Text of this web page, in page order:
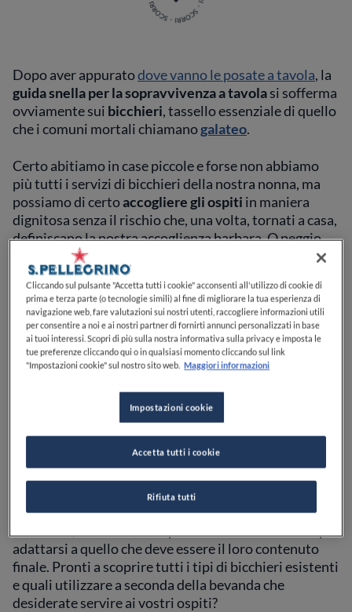
Dopo aver appuratodove vanno le posate a tavola, la
guida snella per la sopravvivenza a tavolasi sofferma
ovviamente sui bicchieri, tassello essenziale di quello
che i comuni mortali chiamanogalateo.
Certo abitiamo in case piccole e forse non abbiamo
più tutti i servizi di bicchieri della nostra nonna, ma
possiamo di certoaccogliere gli ospiti in maniera
dignitosa senza il rischio che, una volta, tornati a casa,
definiscano la nostra accoglienza barbara. O peggio.
Galateo bicchieri: qui vi diamo alcuni punti
fondamentali per capire facilmentecome si mettono i
bicchieri a tavola.
I tipi di bicchieri e il loro
utilizzo
Prima di analizzare quanti bicchieri mettere in tavola
e qual è la loro corretta posizione, una cosa
fondamentale:quali bicchieri utilizzare? Forse non
tutti lo sanno, i bicchieri non sono solo “contenitori
per bevande” adatti ad essere presi in mano e portati
adattarsi a quello che deve essere il loro contenuto
finale. Pronti a scoprire tutti i tipi di bicchieri esistenti
e quali utilizzare a seconda della bevanda che
desiderate servire ai vostri ospiti?
Cliccando sul pulsante "Accetta tutti i cookie" acconsenti all'utilizzo di cookie di
prima e terza parte (o tecnologie simili) al fine di migliorare la tua esperienza di
navigazione web, fare valutazioni sui nostri utenti, raccogliere informazioni utili
per consentire a noi e ai nostri partner di fornirti annunci personalizzati in base
ai tuoi interessi. Scopri di più sulla nostra informativa sulla privacy e imposta le
tue preferenze cliccando qui o in qualsiasi momento cliccando sul link
"Impostazioni cookie" sul nostro sito web. Maggiori informazioni
Impostazioni cookie
Rifiuta tutti
Accetta tutti i cookie